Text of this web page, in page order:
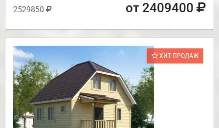
2529850 от 2409400
ХИТ ПРОДАЖ